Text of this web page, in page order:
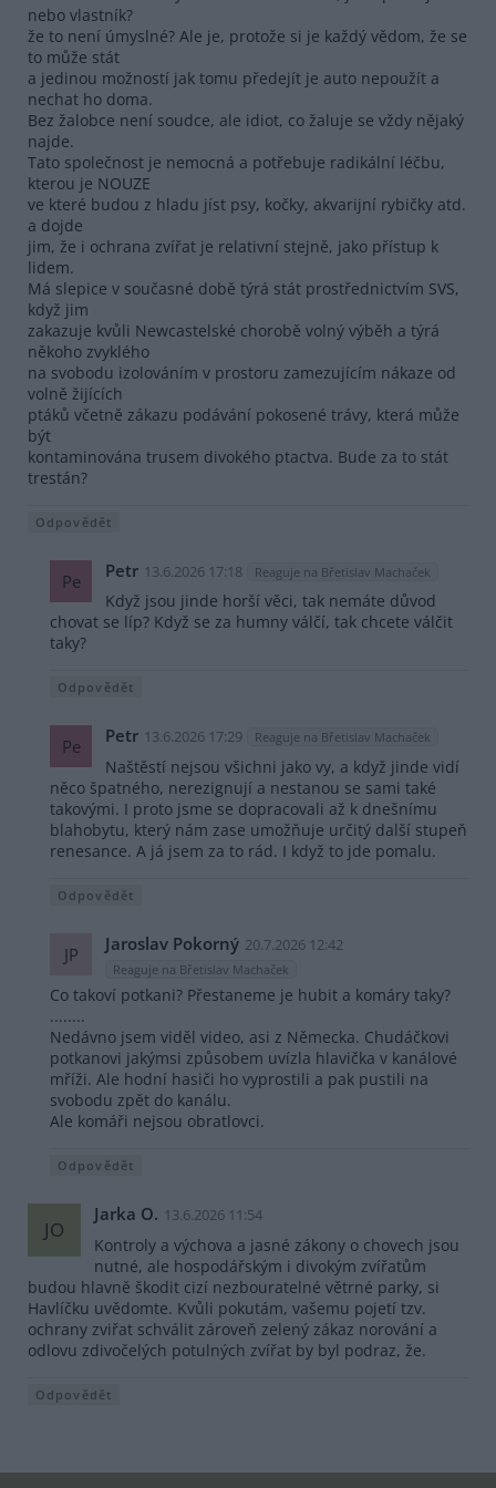
nebo vlastník?
že to není úmyslné? Ale je, protože si je každý vědom, že se
to může stát
a jedinou možností jak tomu předejít je auto nepoužít a
nechat ho doma.
Bez žalobce není soudce, ale idiot, co žaluje se vždy nějaký
najde.
Tato společnost je nemocná a potřebuje radikální léčbu,
kterou je NOUZE
ve které budou z hladu jíst psy, kočky, akvarijní rybičky atd.
a dojde
jim, že i ochrana zvířat je relativní stejně, jako přístup k
lidem.
Má slepice v současné době týrá stát prostřednictvím SVS,
když jim
zakazuje kvůli Newcastelské chorobě volný výběh a týrá
někoho zvyklého
na svobodu izolováním v prostoru zamezujícím nákaze od
volně žijících
ptáků včetně zákazu podávání pokosené trávy, která může
být
kontaminována trusem divokého ptactva. Bude za to stát
trestán?
Odpovědět
Pe Petr 13.6.2026 17:18 Reaguje na Břetislav Machaček
Když jsou jinde horší věci, tak nemáte důvod
chovat se líp? Když se za humny válčí, tak chcete válčit
taky?
Odpovědět
Pe Petr 13.6.2026 17:29 Reaguje na Břetislav Machaček
Naštěstí nejsou všichni jako vy, a když jinde vidí
něco špatného, nerezignují a nestanou se sami také
takovými. I proto jsme se dopracovali až k dnešnímu
blahobytu, který nám zase umožňuje určitý další stupeň
renesance. A já jsem za to rád. I když to jde pomalu.
Odpovědět
JP Jaroslav Pokorný 20.7.2026 12:42
Reaguje na Břetislav Machaček
Co takoví potkani? Přestaneme je hubit a komáry taky?
........
Nedávno jsem viděl video, asi z Německa. Chudáčkovi
potkanovi jakýmsi způsobem uvízla hlavička v kanálové
mříži. Ale hodní hasiči ho vyprostili a pak pustili na
svobodu zpět do kanálu.
Ale komáři nejsou obratlovci.
Odpovědět
JO
Jarka O. 13.6.2026 11:54
Kontroly a výchova a jasné zákony o chovech jsou
nutné, ale hospodářským i divokým zvířatům
budou hlavně škodit cizí nezbouratelné větrné parky, si
Havlíčku uvědomte. Kvůli pokutám, vašemu pojetí tzv.
ochrany zviřat schválit zároveň zelený zákaz norování a
odlovu zdivočelých potulných zvířat by byl podraz, že.
Odpovědět